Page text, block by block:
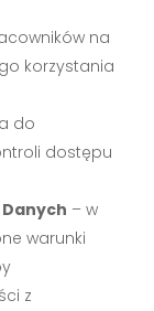
na
korzystania
do
dostępu
– w
warunki
z